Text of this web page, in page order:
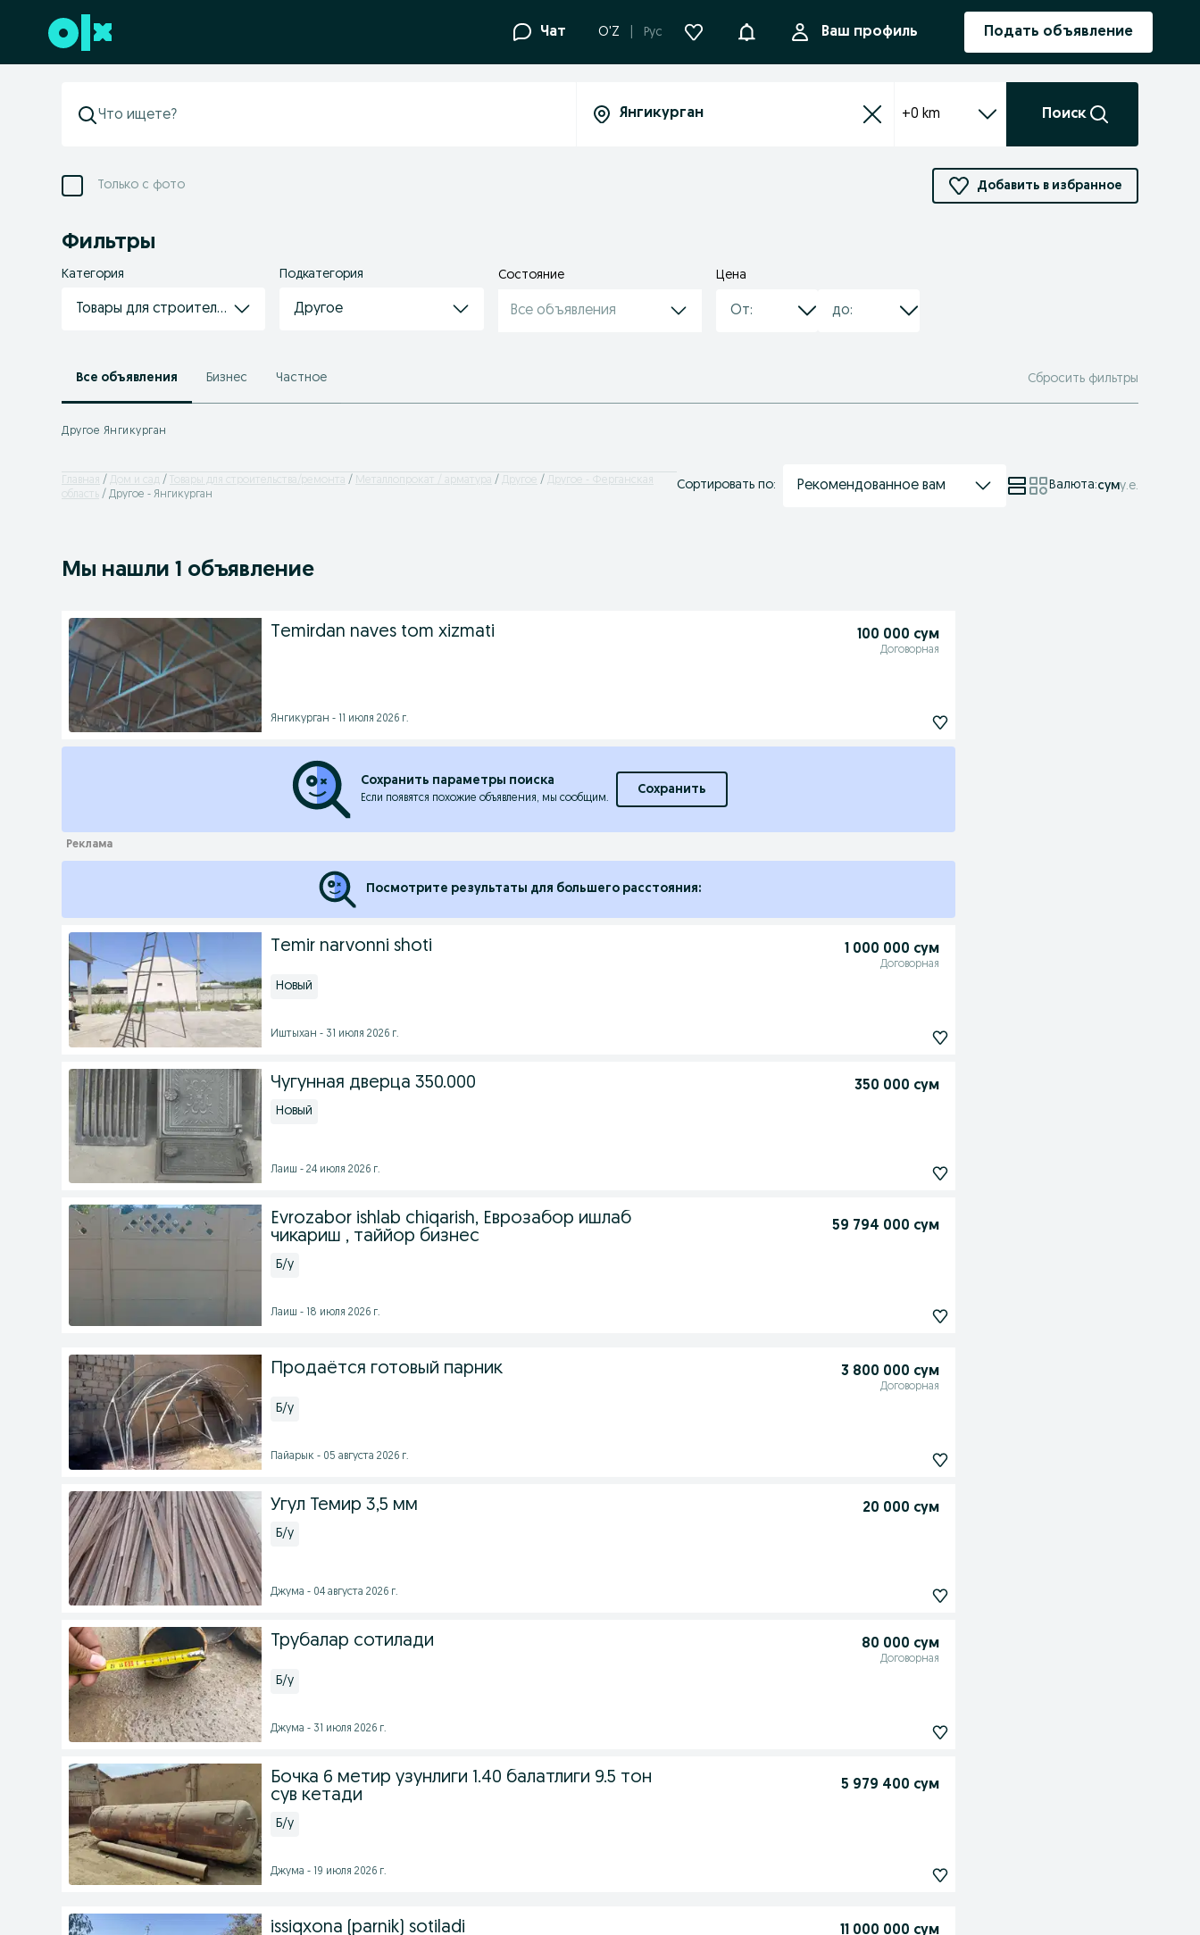
Перейти к нижнему колонтитулу Чат O'Z Рус УведомленияВаш профиль Подать объявление
+0 km Поиск
Только с фото Добавить в избранное
Фильтры
Категория
Товары для строительства/ремонта
Подкатегория
Другое
Состояние
Все объявления
Цена
Все объявления Бизнес Частное Сбросить фильтры
Другое Янгикурган
Главная Дом и сад Товары для строительства/ремонта Металлопрокат / арматура Другое
Другое - Ферганская
область
Другое - Янгикурган
Сортировать по: Рекомендованное вам Валюта:суму.е.
Мы нашли 1 объявление
Temirdan naves tom xizmati 100 000 сум
Договорная
Янгикурган - 11 июля 2026 г.
Сохранить параметры поиска
Если появятся похожие объявления, мы сообщим.
Сохранить
Посмотрите результаты для большего расстояния:
Temir narvonni shoti 1 000 000 сум
Договорная
Новый
Иштыхан - 31 июля 2026 г.
Чугунная дверца 350.000 350 000 сум
Новый
Лаиш - 24 июля 2026 г.
Evrozabor ishlab chiqarish, Еврозабор ишлаб
чикариш , таййор бизнес
59 794 000 сум
Б/у
Лаиш - 18 июля 2026 г.
Продаётся готовый парник 3 800 000 сум
Договорная
Б/у
Пайарык - 05 августа 2026 г.
Угул Темир 3,5 мм 20 000 сум
Б/у
Джума - 04 августа 2026 г.
Трубалар сотилади 80 000 сум
Договорная
Б/у
Джума - 31 июля 2026 г.
Бочка 6 метир узунлиги 1.40 балатлиги 9.5 тон
сув кетади
5 979 400 сум
Б/у
Джума - 19 июля 2026 г.
issiqxona (parnik) sotiladi 11 000 000 сум